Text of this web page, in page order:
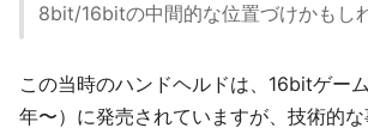
8bit/16bitの中間的な位置づけかもし
この当時のハンドヘルドは、16bitゲー
年〜）に発売されていますが、技術的